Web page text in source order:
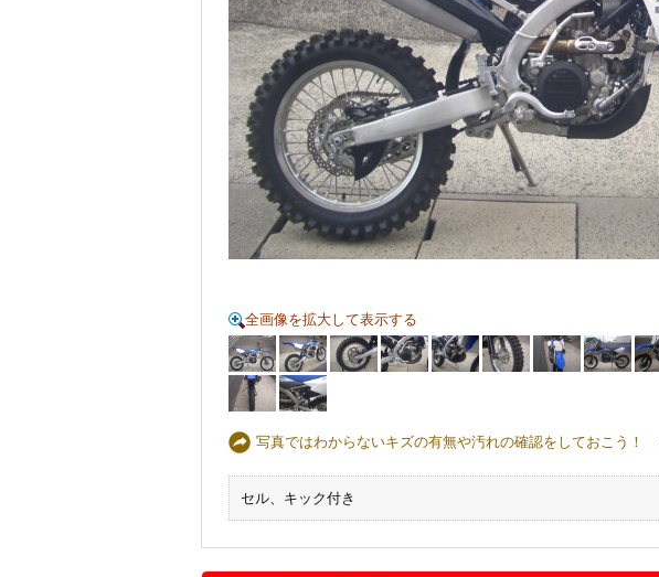
全画像を拡大して表示する
写真ではわからないキズの有無や汚れの確認をしておこう！
セル、キック付き